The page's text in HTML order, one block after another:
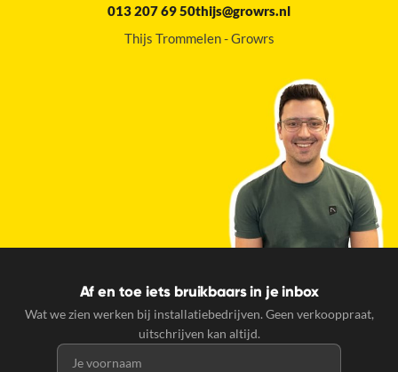
013 207 69 50thijs@growrs.nl
Thijs Trommelen - Growrs
Af en toe iets bruikbaars in je inbox
Wat we zien werken bij installatiebedrijven. Geen verkooppraat,
uitschrijven kan altijd.
Voornaam
E-mailadres